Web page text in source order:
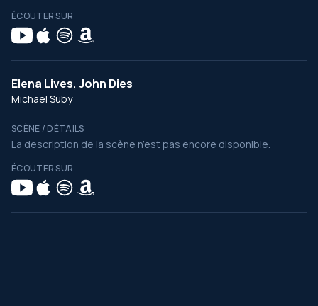
ÉCOUTER SUR
Elena Lives, John Dies
Michael Suby
SCÈNE / DÉTAILS
La description de la scène n’est pas encore disponible.
ÉCOUTER SUR